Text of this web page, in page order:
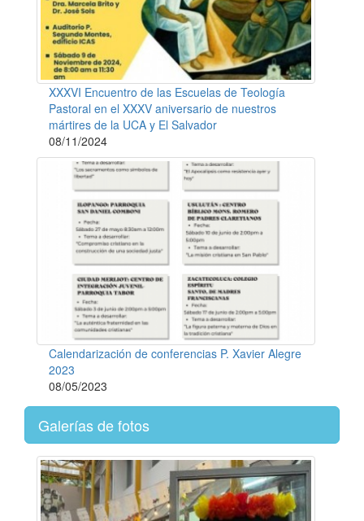
XXXVI Encuentro de las Escuelas de Teología
Pastoral en el XXXV aniversario de nuestros
mártires de la UCA y El Salvador
08/11/2024
Calendarización de conferencias P. Xavier Alegre
2023
08/05/2023
Galerías de fotos